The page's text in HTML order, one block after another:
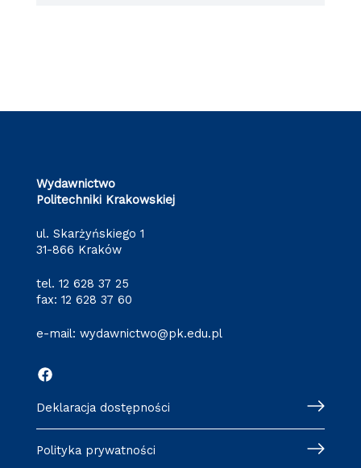
Wydawnictwo
Politechniki Krakowskiej
ul. Skarżyńskiego 1
31-866 Kraków
tel. 12 628 37 25
fax: 12 628 37 60
e-mail: wydawnictwo@pk.edu.pl
Deklaracja dostępności
Polityka prywatności